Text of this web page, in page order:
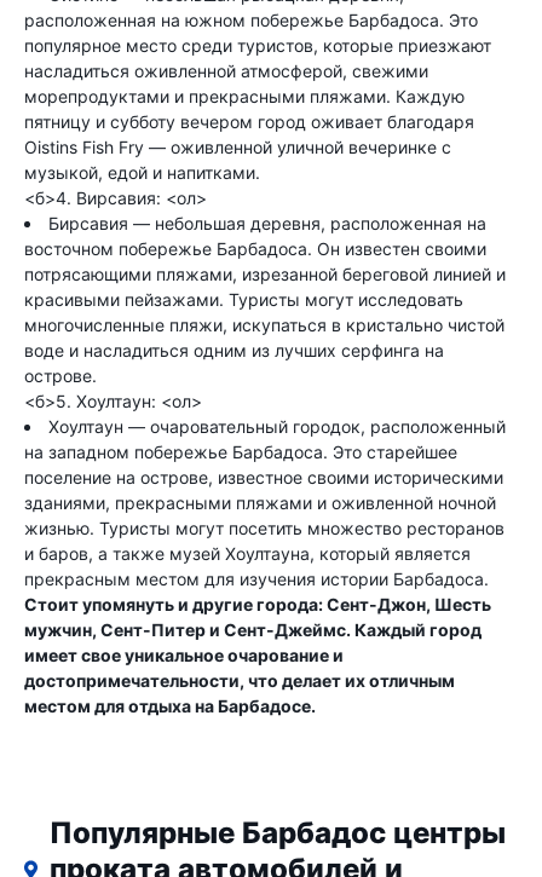
расположенная на южном побережье Барбадоса. Это
популярное место среди туристов, которые приезжают
насладиться оживленной атмосферой, свежими
морепродуктами и прекрасными пляжами. Каждую
пятницу и субботу вечером город оживает благодаря
Oistins Fish Fry — оживленной уличной вечеринке с
музыкой, едой и напитками.
<б>4. Вирсавия: <ол>
Бирсавия — небольшая деревня, расположенная на
восточном побережье Барбадоса. Он известен своими
потрясающими пляжами, изрезанной береговой линией и
красивыми пейзажами. Туристы могут исследовать
многочисленные пляжи, искупаться в кристально чистой
воде и насладиться одним из лучших серфинга на
острове.
<б>5. Хоултаун: <ол>
Хоултаун — очаровательный городок, расположенный
на западном побережье Барбадоса. Это старейшее
поселение на острове, известное своими историческими
зданиями, прекрасными пляжами и оживленной ночной
жизнью. Туристы могут посетить множество ресторанов
и баров, а также музей Хоултауна, который является
прекрасным местом для изучения истории Барбадоса.
Стоит упомянуть и другие города: Сент-Джон, Шесть
мужчин, Сент-Питер и Сент-Джеймс. Каждый город
имеет свое уникальное очарование и
достопримечательности, что делает их отличным
местом для отдыха на Барбадосе.
Популярные Барбадос центры
проката автомобилей и